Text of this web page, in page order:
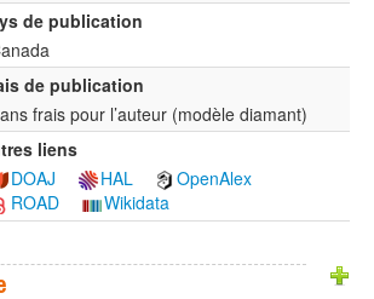
de publication
de publication
frais pour l’auteur (modèle diamant)
liens
DOAJ
HAL
OpenAlex
ROAD
Wikidata